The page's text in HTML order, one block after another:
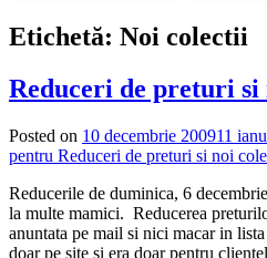
Etichetă: Noi colectii
Reduceri de preturi
Posted on 10 decembrie 200911
pentru Reduceri de preturi si noi
Reducerile de duminica, 6
la multe mamici. Reducerea
anuntata pe mail si nici macar in
doar pe site si era doar pentru